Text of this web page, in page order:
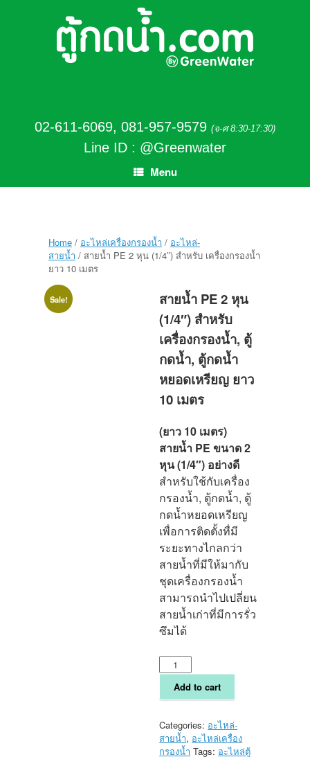
02-611-6069, 081-957-9579 (จ-ศ 8:30-17:30)
Line ID : @Greenwater
Menu
Home / อะไหล่เครื่องกรองน้ำ / อะไหล่-
สายน้ำ / สายน้ำ PE 2 หุน (1/4″) สำหรับ เครื่องกรองน้ำ
ยาว 10 เมตร
Sale!
สายน้ำ PE 2 หุน
(1/4″) สำหรับ
เครื่องกรองน้ำ, ตู้
กดน้ำ, ตู้กดน้ำ
หยอดเหรียญ ยาว
10 เมตร
(ยาว 10 เมตร)
สายน้ำ PE ขนาด 2
หุน (1/4″) อย่างดี
สำหรับใช้กับเครื่อง
กรองน้ำ, ตู้กดน้ำ, ตู้
กดน้ำหยอดเหรียญ
เพื่อการติดตั้งทื่มี
ระยะทางไกลกว่า
สายน้ำที่มีให้มากับ
ชุดเครื่องกรองน้ำ
สามารถนำไปเปลี่ยน
สายน้ำเก่าที่มีการรั่ว
ซึมได้
สายน้ำ
PE
หุน
สำหรับ
เครื่อง
กรอง
Add to cart
Categories: อะไหล่-
สายน้ำ, อะไหล่เครื่อง
กรองน้ำ Tags: อะไหล่ตู้